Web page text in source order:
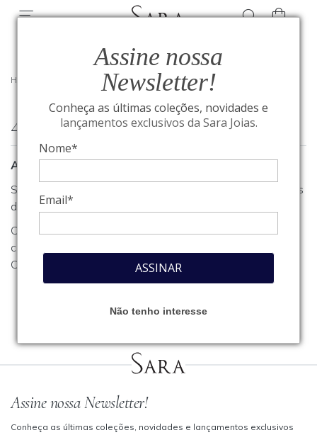
Assine nossa
Newsletter!
Conheça as últimas coleções, novidades e
lançamentos exclusivos da Sara Joias.
Nome*
Email*
ASSINAR
Não tenho interesse
HOME
404
A página que você procura não foi encontrada
Se você estava procurando algum produto, clique em um dos
departamentos ou seções no menu acima.
Caso necessite de outro tipo de informação, entre em
contato com o nosso atendimento através do nosso
Conosco
Assine nossa Newsletter!
Conheça as últimas coleções, novidades e lançamentos exclusivos